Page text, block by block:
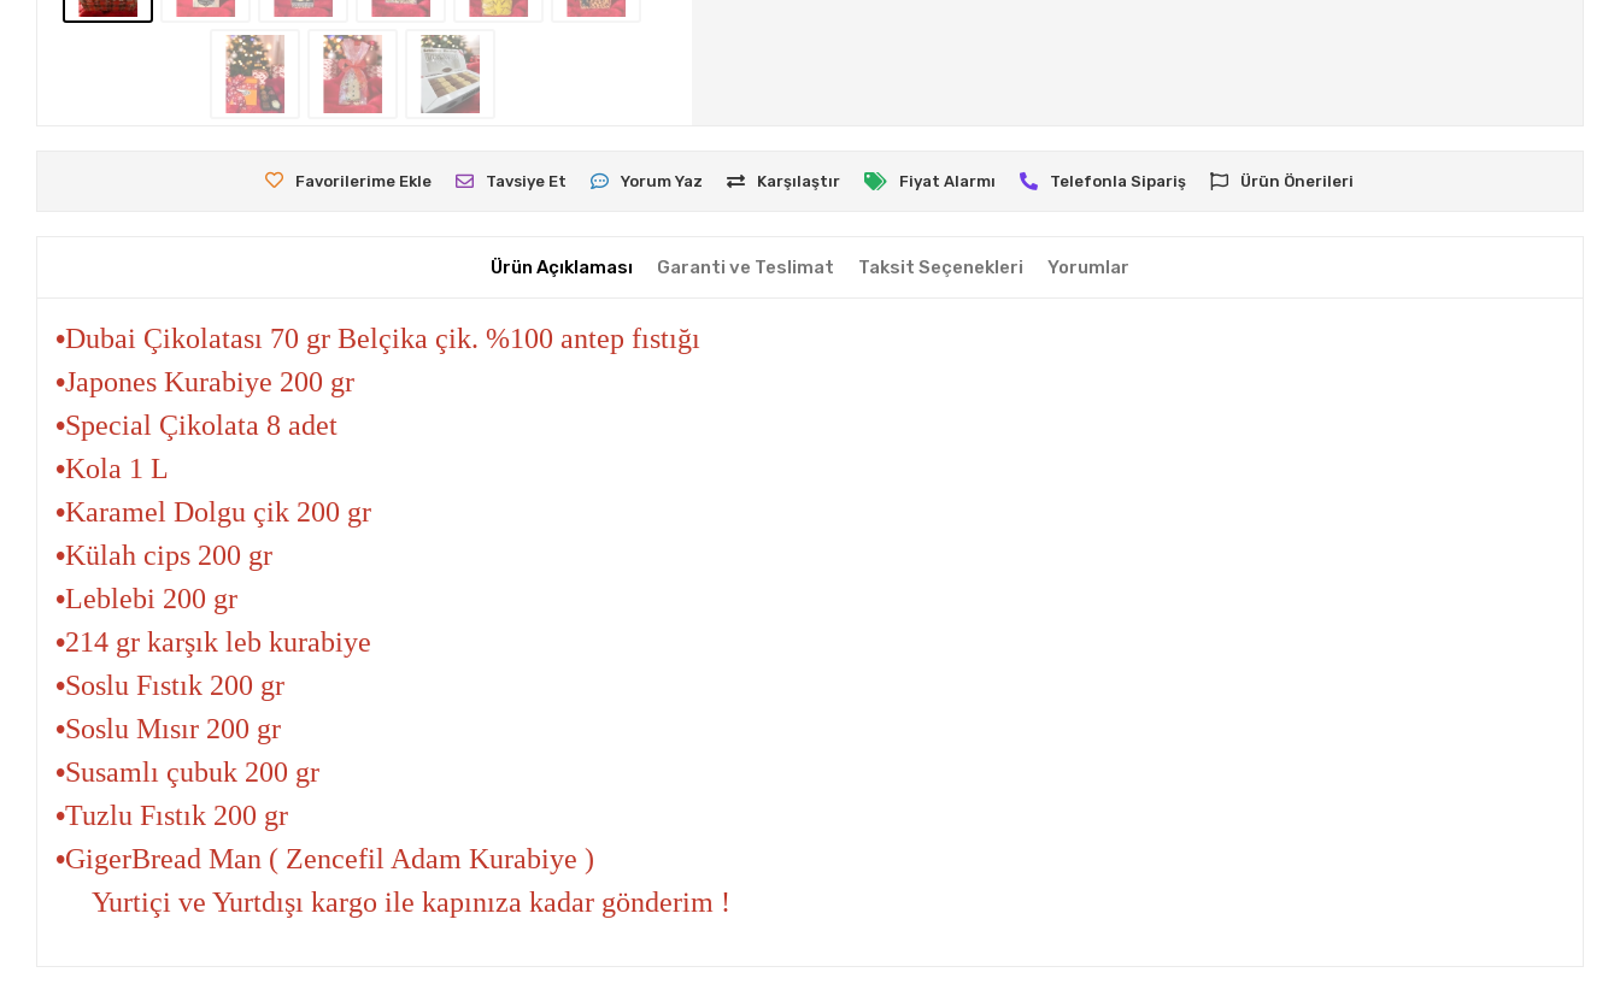
Favorilerime Ekle Tavsiye Et Yorum Yaz Karşılaştır Fiyat Alarmı Telefonla Sipariş Ürün Önerileri
Ürün Açıklaması Garanti ve Teslimat Taksit Seçenekleri Yorumlar
•Dubai Çikolatası 70 gr Belçika çik. %100 antep fıstığı
•Japones Kurabiye 200 gr
•Special Çikolata 8 adet
•Kola 1 L
•Karamel Dolgu çik 200 gr
•Külah cips 200 gr
•Leblebi 200 gr
•214 grkarşık leb kurabiye
•Soslu Fıstık 200 gr
•Soslu Mısır 200 gr
•Susamlı çubuk 200 gr
•Tuzlu Fıstık 200 gr
•GigerBread Man ( Zencefil Adam Kurabiye )
Yurtiçi ve Yurtdışı kargo ile kapınıza kadar gönderim !